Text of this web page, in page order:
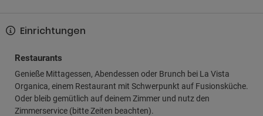
Einrichtungen
Restaurants
Genieße Mittagessen, Abendessen oder Brunch bei La Vista
Organica, einem Restaurant mit Schwerpunkt auf Fusionsküche.
Oder bleib gemütlich auf deinem Zimmer und nutz den
Zimmerservice (bitte Zeiten beachten).